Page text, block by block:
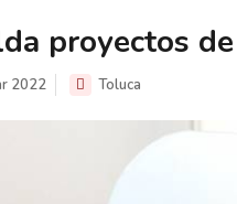
proyectos
2022 Toluca